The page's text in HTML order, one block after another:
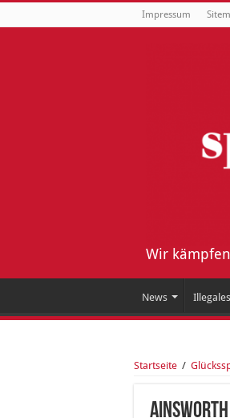
Impressum
Wir
News
Startseite /
Ainsworth